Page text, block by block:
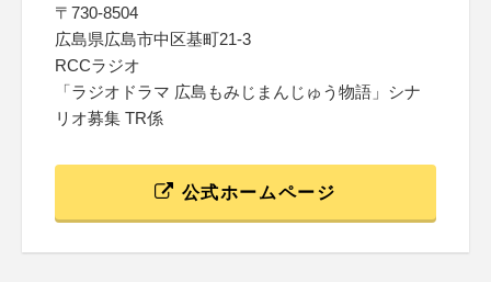
〒730-8504
広島県広島市中区基町21-3
RCCラジオ
「ラジオドラマ 広島もみじまんじゅう物語」シナ
リオ募集 TR係
公式ホームページ